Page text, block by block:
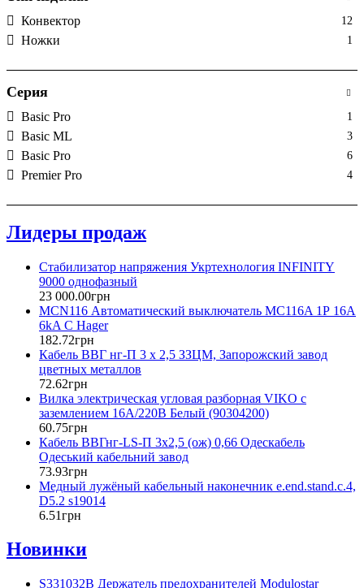
Конвектор 12
Ножки 1
Серия
Basic Pro 1
Basic ML 3
Basic Pro 6
Premier Pro 4
Лидеры продаж
Стабилизатор напряжения Укртехнология INFINITY
9000 однофазный
23 000.00грн
MCN116 Автоматический выключатель MC116A 1Р 16А
6kA C Hager
182.72грн
Кабель ВВГ нг-П 3 х 2,5 ЗЗЦМ, Запорожский завод
цветных металлов
72.62грн
Вилка электрическая угловая разборная VIKO с
заземлением 16А/220В Белый (90304200)
60.75грн
Кабель ВВГнг-LS-П 3х2,5 (ож) 0,66 Одескабель
Одеський кабельний завод
73.93грн
Медный лужёный кабельный наконечник e.end.stand.c.4,
D5.2 s19014
6.51грн
Новинки
S331032B Держатель предохранителей Modulostar